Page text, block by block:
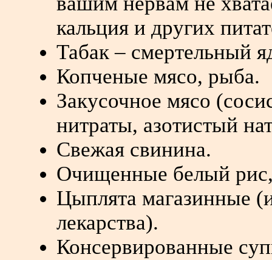
кальция и других
Табак – смертельный
Копченые мясо, рыба.
Закусочное мясо
нитраты, азотистый
Свежая свинина.
Очищенные белый
Цыплята магазинные
лекарства).
Консервированные